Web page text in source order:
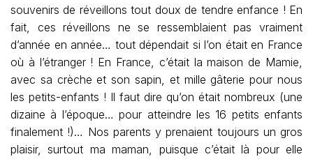
souvenirs de réveillons tout doux de tendre enfance ! En
fait, ces réveillons ne se ressemblaient pas vraiment
d’année en année… tout dépendait si l’on était en France
où à l’étranger ! En France, c’était la maison de Mamie,
avec sa crèche et son sapin, et mille gâterie pour nous
les petits-enfants ! Il faut dire qu’on était nombreux (une
dizaine à l’époque… pour atteindre les 16 petits enfants
finalement !)… Nos parents y prenaient toujours un gros
plaisir, surtout ma maman, puisque c’était là pour elle